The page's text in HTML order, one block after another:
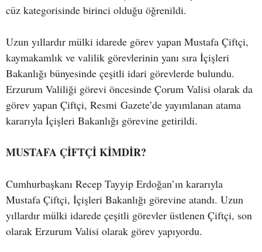
cüz kategorisinde birinci olduğu öğrenildi.
Uzun yıllardır mülki idarede görev yapan Mustafa Çiftçi,
kaymakamlık ve valilik görevlerinin yanı sıra İçişleri
Bakanlığı bünyesinde çeşitli idari görevlerde bulundu.
Erzurum Valiliği görevi öncesinde Çorum Valisi olarak da
görev yapan Çiftçi, Resmi Gazete’de yayımlanan atama
kararıyla İçişleri Bakanlığı görevine getirildi.
MUSTAFA ÇİFTÇİ KİMDİR?
Cumhurbaşkanı Recep Tayyip Erdoğan’ın kararıyla
Mustafa Çiftçi, İçişleri Bakanlığı görevine atandı. Uzun
yıllardır mülki idarede çeşitli görevler üstlenen Çiftçi, son
olarak Erzurum Valisi olarak görev yapıyordu.